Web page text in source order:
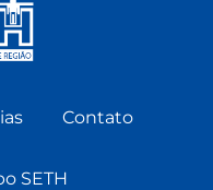
Contato
SETH